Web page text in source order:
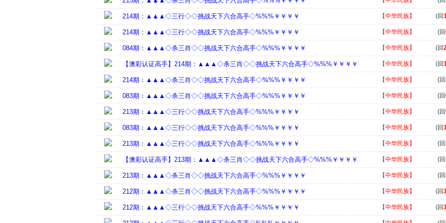
214期：▲▲▲◇三行◇◇挑战天下六合高手◇%%%￥￥￥￥ 【中华民族】 (回
214期：▲▲▲◇三行◇◇挑战天下六合高手◇%%%￥￥￥￥ 【中华民族】 (回
084期：▲▲▲◇杀三肖◇◇挑战天下六合高手◇%%%￥￥￥￥ 【中华民族】 (回
【澳彩认证高手】214期：▲▲▲◇杀三肖◇◇挑战天下六合高手◇%%%￥￥￥￥ 【中华民族】 (回
214期：▲▲▲◇杀三肖◇◇挑战天下六合高手◇%%%￥￥￥￥ 【中华民族】 (回
083期：▲▲▲◇杀三肖◇◇挑战天下六合高手◇%%%￥￥￥￥ 【中华民族】 (回
213期：▲▲▲◇三行◇◇挑战天下六合高手◇%%%￥￥￥￥ 【中华民族】 (回
083期：▲▲▲◇三行◇◇挑战天下六合高手◇%%%￥￥￥￥ 【中华民族】 (回
213期：▲▲▲◇三行◇◇挑战天下六合高手◇%%%￥￥￥￥ 【中华民族】 (回
【澳彩认证高手】213期：▲▲▲◇杀三肖◇◇挑战天下六合高手◇%%%￥￥￥￥ 【中华民族】 (回
213期：▲▲▲◇杀三肖◇◇挑战天下六合高手◇%%%￥￥￥￥ 【中华民族】 (回
212期：▲▲▲◇杀三肖◇◇挑战天下六合高手◇%%%￥￥￥￥ 【中华民族】 (回
212期：▲▲▲◇三行◇◇挑战天下六合高手◇%%%￥￥￥￥ 【中华民族】 (回